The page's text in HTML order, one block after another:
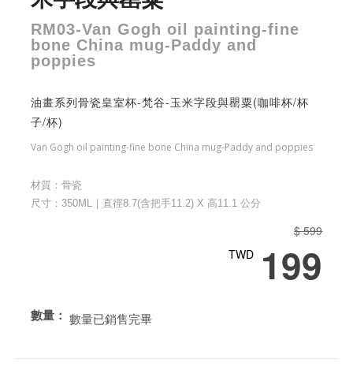
RM03-Van Gogh oil painting-fine
bone China mug-Paddy and
poppies
油畫系列骨瓷皇室杯-梵谷-玉米字段與罌粟(咖啡杯/杯
子/杯)
Van Gogh oil painting-fine bone China mug-Paddy and poppies
材質：骨瓷
尺寸：350ML｜直徑8.7(含把手11.2) X 高11.1 公分
$ 599
TWD 199
數量： 數量已銷售完畢